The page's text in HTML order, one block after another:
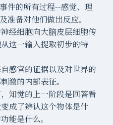
件的所有过程--感觉、理
准备对他们做出反应。
经细胞向大脑皮层细胞传
这一输入提取初步的特
感官的证据以及对世界的
激的内部表征。
知觉的上一阶段是回答看
成了辨认这个物体是什
能是什么。